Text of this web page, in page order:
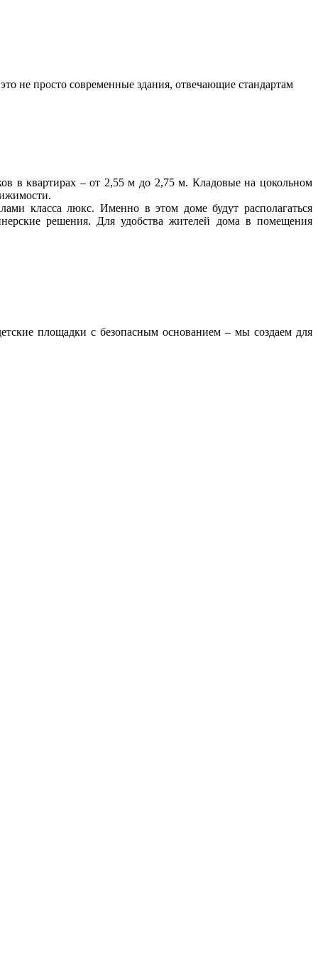
не просто современные здания, отвечающие стандартам
в квартирах – от 2,55 м до 2,75 м. Кладовые на цокольном
класса люкс. Именно в этом доме будут располагаться
решения. Для удобства жителей дома в помещения
площадки с безопасным основанием – мы создаем для